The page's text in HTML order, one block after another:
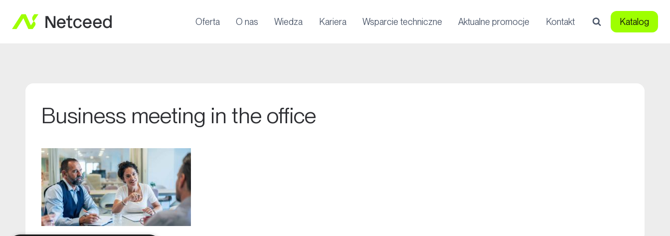
Oferta O nas Wiedza Kariera Wsparcie techniczne Aktualne promocje Kontakt Katalog
Business meeting in the office